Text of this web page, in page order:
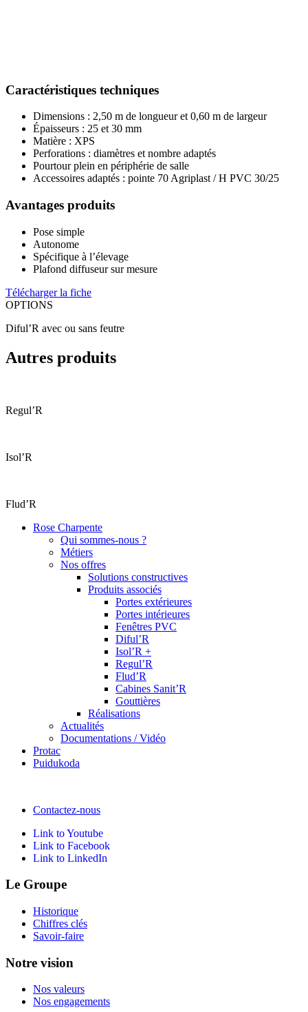
Caractéristiques techniques
Dimensions : 2,50 m de longueur et 0,60 m de largeur
Épaisseurs : 25 et 30 mm
Matière : XPS
Perforations : diamètres et nombre adaptés
Pourtour plein en périphérie de salle
Accessoires adaptés : pointe 70 Agriplast / H PVC 30/25
Avantages produits
Pose simple
Autonome
Spécifique à l’élevage
Plafond diffuseur sur mesure
Télécharger la fiche
OPTIONS
Diful’R avec ou sans feutre
Autres produits
Regul’R
Isol’R
Flud’R
Rose Charpente
Qui sommes-nous ?
Métiers
Nos offres
Solutions constructives
Produits associés
Portes extérieures
Portes intérieures
Fenêtres PVC
Diful’R
Isol’R +
Regul’R
Flud’R
Cabines Sanit’R
Gouttières
Réalisations
Actualités
Documentations / Vidéo
Protac
Puidukoda
Contactez-nous
Link to Youtube
Link to Facebook
Link to LinkedIn
Le Groupe
Historique
Chiffres clés
Savoir-faire
Notre vision
Nos valeurs
Nos engagements